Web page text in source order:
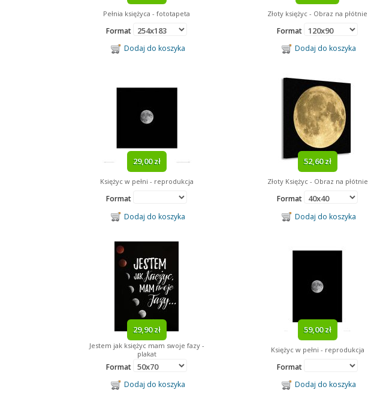
Pełnia księżyca - fototapeta
Format
Dodaj do koszyka
Złoty księżyc - Obraz na płótnie
Format
Dodaj do koszyka
29,00 zł
Księżyc w pełni - reprodukcja
Format
Dodaj do koszyka
52,60 zł
Złoty Księżyc - Obraz na płótnie
Format
Dodaj do koszyka
29,90 zł
Jestem jak księżyc mam swoje fazy -
plakat
Format
Dodaj do koszyka
59,00 zł
Księżyc w pełni - reprodukcja
Format
Dodaj do koszyka